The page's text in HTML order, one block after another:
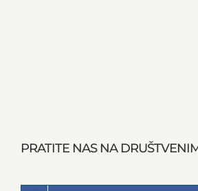
PRATITE NAS NA